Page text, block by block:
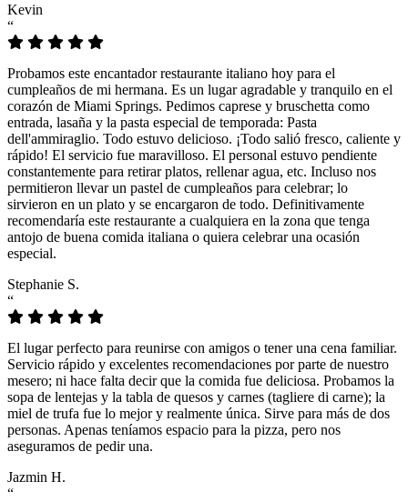
Kevin
“
Probamos este encantador restaurante italiano hoy para el
cumpleaños de mi hermana. Es un lugar agradable y tranquilo en el
corazón de Miami Springs. Pedimos caprese y bruschetta como
entrada, lasaña y la pasta especial de temporada: Pasta
dell'ammiraglio. Todo estuvo delicioso. ¡Todo salió fresco, caliente y
rápido! El servicio fue maravilloso. El personal estuvo pendiente
constantemente para retirar platos, rellenar agua, etc. Incluso nos
permitieron llevar un pastel de cumpleaños para celebrar; lo
sirvieron en un plato y se encargaron de todo. Definitivamente
recomendaría este restaurante a cualquiera en la zona que tenga
antojo de buena comida italiana o quiera celebrar una ocasión
especial.
Stephanie S.
“
El lugar perfecto para reunirse con amigos o tener una cena familiar.
Servicio rápido y excelentes recomendaciones por parte de nuestro
mesero; ni hace falta decir que la comida fue deliciosa. Probamos la
sopa de lentejas y la tabla de quesos y carnes (tagliere di carne); la
miel de trufa fue lo mejor y realmente única. Sirve para más de dos
personas. Apenas teníamos espacio para la pizza, pero nos
aseguramos de pedir una.
Jazmin H.
“